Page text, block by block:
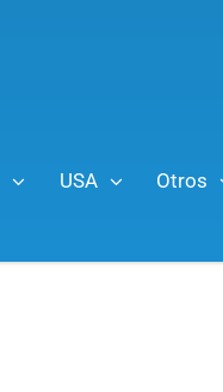
USA Otros